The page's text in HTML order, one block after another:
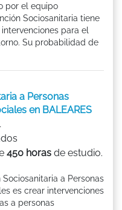
por el equipo
Sociosanitaria tiene
para el
Su probabilidad de
a Personas
en BALEARES
450 horas de estudio.
a Personas
es crear intervenciones
a personas